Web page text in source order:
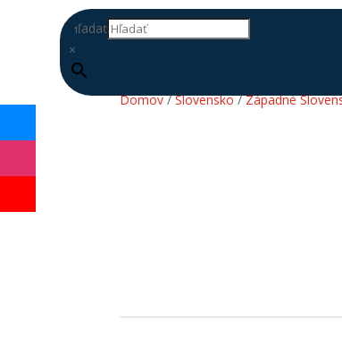
Hľadať
×
Domov/Slovensko/Západné